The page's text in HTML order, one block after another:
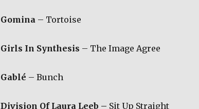
Gomina– Tortoise
Girls In Synthesis – The Image Agree
Gablé – Bunch
Division Of Laura Leeb – Sit Up Straight